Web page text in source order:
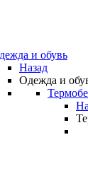
и обувь
Назад
Одежда и